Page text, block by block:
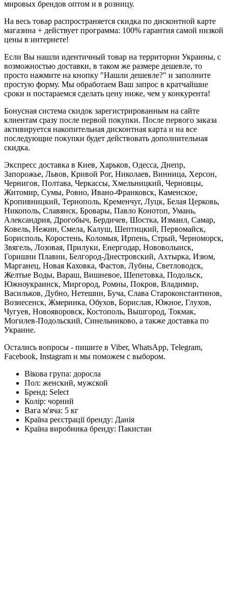
мировых брендов оптом и в розницу.
На весь товар распространяется скидка по дисконтной карте
магазина + действует программа: 100% гарантия самой низкой
цены в интернете!
Если Вы нашли идентичный товар на территории Украины, с
возможностью доставки, в таком же размере дешевле, то
просто нажмите на кнопку "Нашли дешевле?" и заполните
простую форму. Мы обработаем Ваш запрос в кратчайшие
сроки и постараемся сделать цену ниже, чем у конкурента!
Бонусная система скидок зарегистрированным на сайте
клиентам сразу после первой покупки. После первого заказа
активируется накопительная дисконтная карта и на все
последующие покупки будет действовать дополнительная
скидка.
Экспресс доставка в Киев, Харьков, Одесса, Днепр,
Запорожье, Львов, Кривой Рог, Николаев, Винница, Херсон,
Чернигов, Полтава, Черкассы, Хмельницкий, Черновцы,
Житомир, Сумы, Ровно, Ивано-Франковск, Каменское,
Кропивницкий, Тернополь, Кременчуг, Луцк, Белая Церковь,
Никополь, Славянск, Бровары, Павло Конотоп, Умань,
Александрия, Дрогобыч, Бердичев, Шостка, Измаил, Самар,
Ковель, Нежин, Смела, Калуш, Шептицкий, Первомайск,
Борисполь, Коростень, Коломыя, Ирпень, Стрый, Черноморск,
Звягель, Лозовая, Прилуки, Енергодар, Нововолынск,
Горишни Плавни, Белгород-Днестровский, Ахтырка, Изюм,
Марганец, Новая Каховка, Фастов, Лубны, Светловодск,
Желтые Воды, Вараш, Вишневое, Шепетовка, Подольск,
Южноукраинск, Миргород, Ромны, Покров, Владимир,
Васильков, Дубно, Нетешин, Буча, Слава Староконстантинов,
Вознесенск, Жмеринка, Обухов, Борислав, Южное, Глухов,
Чугуев, Новояворовск, Костополь, Вышгород, Токмак,
Могилев-Подольский, Синельниково, а также доставка по
Украине.
Остались вопросы - пишите в Viber, WhatsApp, Telegram,
Facebook, Instagram и мы поможем с выбором.
Вікова група: доросла
Пол: женский, мужской
Бренд: Select
Колір: чорний
Вага м'яча: 5 кг
Країна реєстрації бренду: Данія
Країна виробника бренду: Пакистан